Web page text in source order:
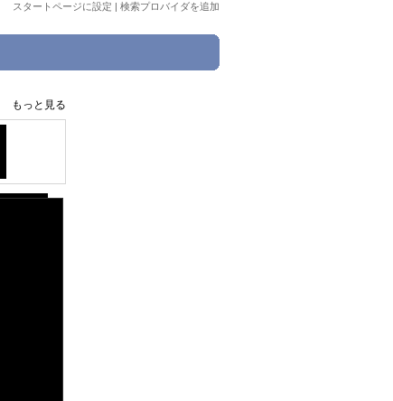
スタートページに設定 | 検索プロバイダを追加
もっと見る